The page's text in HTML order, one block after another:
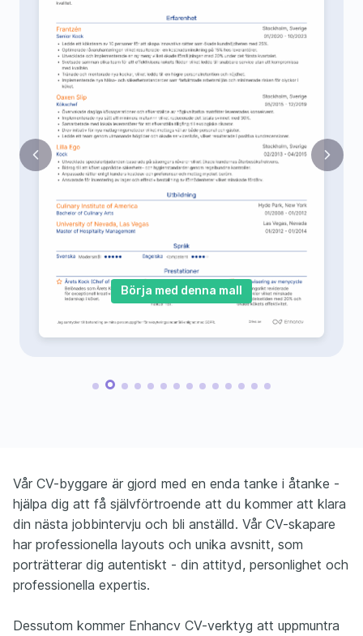
Börja med denna mall
Vår CV-byggare är gjord med en enda tanke i åtanke -
hjälpa dig att få självförtroende att du kommer att klara
din nästa jobbintervju och bli anställd. Vår CV-skapare
har professionella layouts och unika avsnitt, som
porträtterar dig autentiskt - din attityd, personlighet och
professionella expertis.
Dessutom kommer Enhancv CV-verktyg att uppmuntra